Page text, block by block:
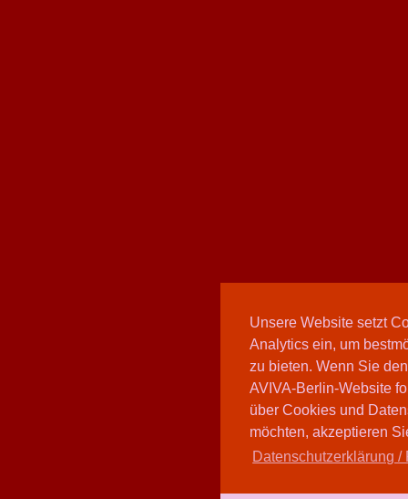
Unsere Website setzt
Analytics ein, um
zu bieten. Wenn Sie
AVIVA-Berlin-Website
über Cookies und
möchten, akzeptieren
Datenschutzerklärung /